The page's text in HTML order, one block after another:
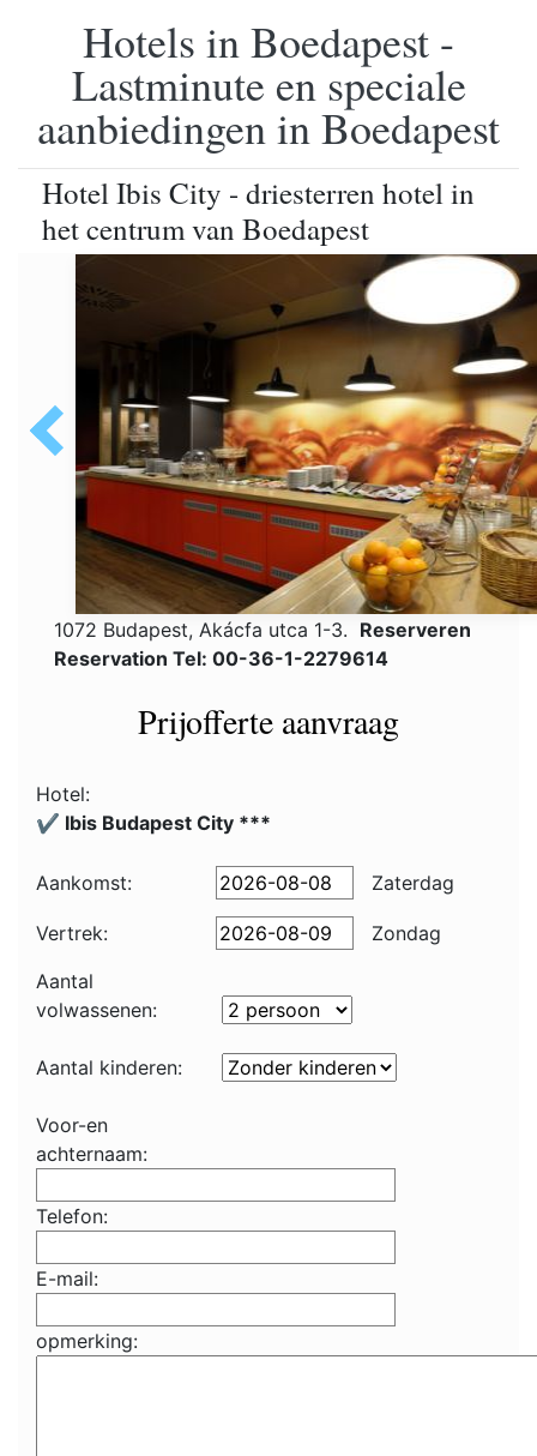
Hotels in Boedapest -
Lastminute en speciale
aanbiedingen in Boedapest
Hotel Ibis City - driesterren hotel in
het centrum van Boedapest
1072 Budapest, Akácfa utca 1-3. Reserveren
Reservation Tel: 00-36-1-2279614
Prijofferte aanvraag
Hotel:
✔️ Ibis Budapest City ***
Aankomst: Zaterdag
Vertrek:
Zondag
Aantal
volwassenen:
Aantal kinderen:
Voor-en
achternaam:
Telefon:
E-mail:
opmerking: